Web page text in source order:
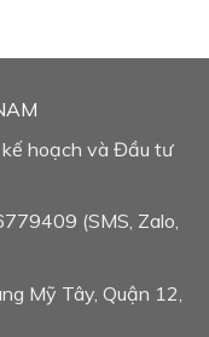
hoạch và Đầu tư
(SMS, Zalo,
Mỹ Tây, Quận 12,